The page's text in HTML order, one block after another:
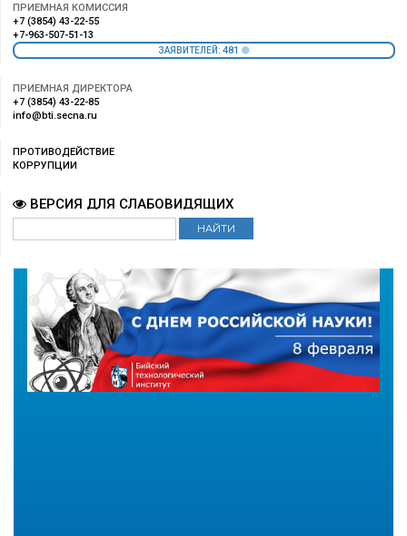
ПРИЕМНАЯ КОМИССИЯ
+7 (3854) 43-22-55
+7-963-507-51-13
ЗАЯВИТЕЛЕЙ: 481
ПРИЕМНАЯ ДИРЕКТОРА
+7 (3854) 43-22-85
info@bti.secna.ru
ПРОТИВОДЕЙСТВИЕ
КОРРУПЦИИ
ВЕРСИЯ ДЛЯ СЛАБОВИДЯЩИХ